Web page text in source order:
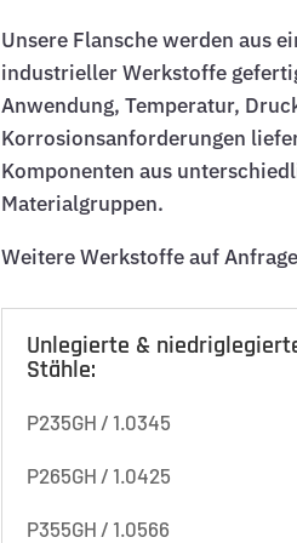
Unsere Flansche werden aus
industrieller Werkstoffe
Anwendung, Temperatur,
Korrosionsanforderungen
Komponenten aus
Materialgruppen.
Weitere Werkstoffe auf Anfrage
Unlegierte &
Stähle:
P235GH / 1.0345
P265GH / 1.0425
P355GH / 1.0566